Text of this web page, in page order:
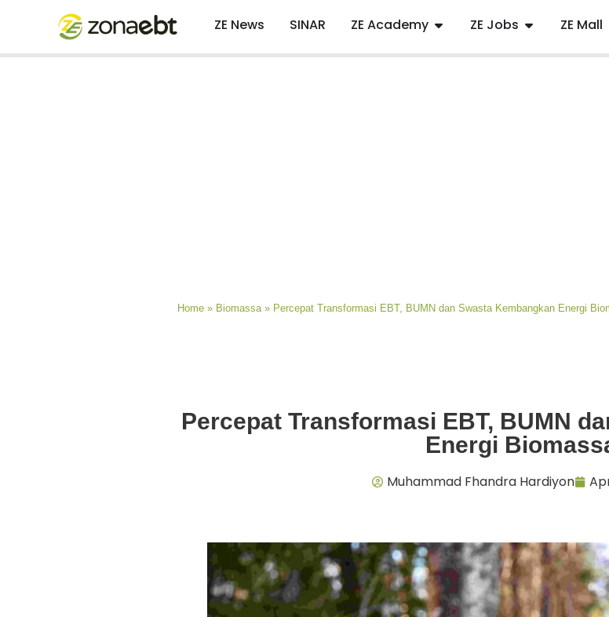
ZE News SINAR ZE Academy ZE Jobs ZE Mall
Home » Biomassa» Percepat Transformasi EBT, BUMN dan Swasta Kembangkan Energi
Percepat Transformasi EBT, BUMN
Energi
Muhammad Fhandra Hardiyon